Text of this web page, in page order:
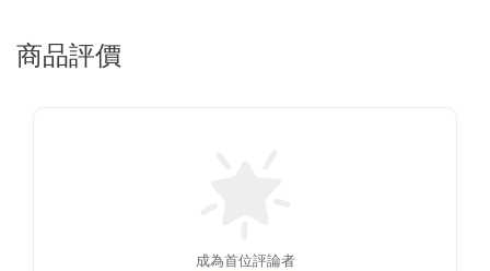
商品評價
成為首位評論者